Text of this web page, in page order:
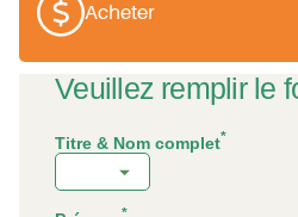
Acheter